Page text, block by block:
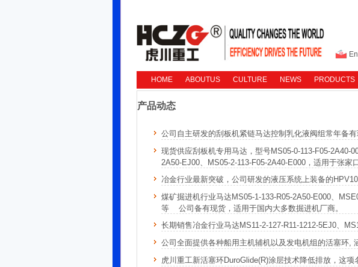
HOME ABOUTUS CULTURE NEWS PRODUCTS
产品动态
公司自主研发的刮板机紧链马达控制乳化液阀组常年备
现货供应刮板机专用马达，型号MS05-0-113-F05-2A40-
2A50-EJ00、MS05-2-113-F05-2A40-E000，适用于张
冶金行业最新突破，公司研发的液压系统上装备的
煤矿掘进机行业马达MS05-1-133-R05-2A50-E000、
等 公司备有现货，适用于国内大多数掘进机厂商。
长期销售冶金行业马达MS11-2-127-R11-1212-5EJ0、
公司全面提供各种船用主机辅机以及发电机组的活塞环,
虎川重工新活塞环DuroGlide(R)涂层技术降低排放，这